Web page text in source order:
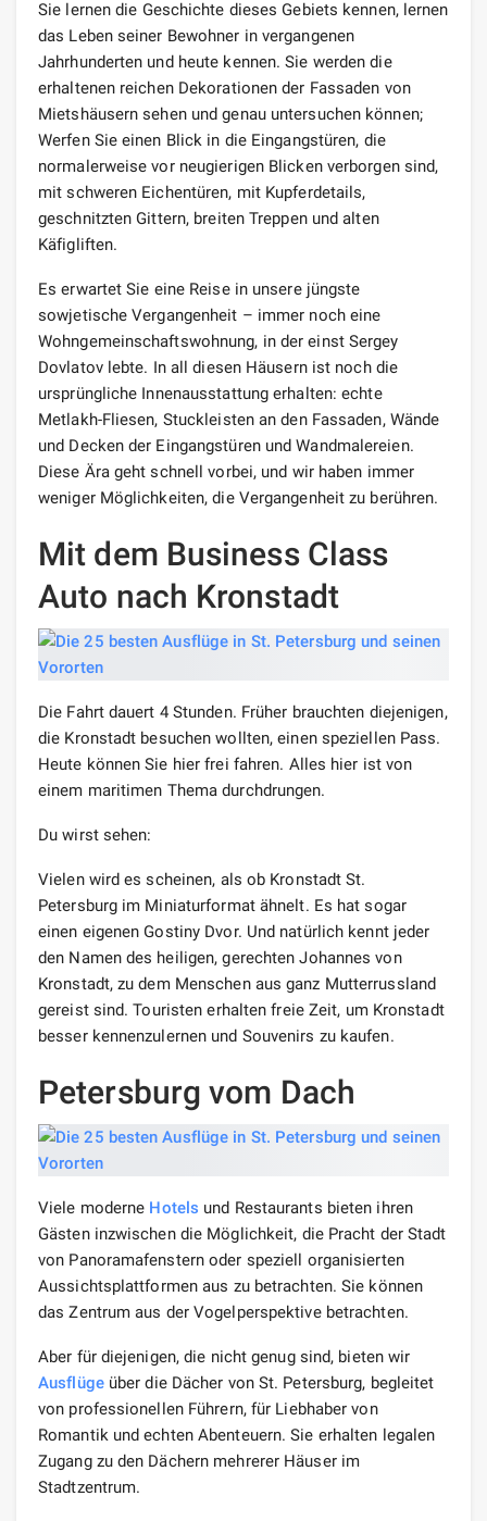
Sie lernen die Geschichte dieses Gebiets kennen, lernen
das Leben seiner Bewohner in vergangenen
Jahrhunderten und heute kennen. Sie werden die
erhaltenen reichen Dekorationen der Fassaden von
Mietshäusern sehen und genau untersuchen können;
Werfen Sie einen Blick in die Eingangstüren, die
normalerweise vor neugierigen Blicken verborgen sind,
mit schweren Eichentüren, mit Kupferdetails,
geschnitzten Gittern, breiten Treppen und alten
Käfigliften.
Es erwartet Sie eine Reise in unsere jüngste
sowjetische Vergangenheit – immer noch eine
Wohngemeinschaftswohnung, in der einst Sergey
Dovlatov lebte. In all diesen Häusern ist noch die
ursprüngliche Innenausstattung erhalten: echte
Metlakh-Fliesen, Stuckleisten an den Fassaden, Wände
und Decken der Eingangstüren und Wandmalereien.
Diese Ära geht schnell vorbei, und wir haben immer
weniger Möglichkeiten, die Vergangenheit zu berühren.
Mit dem Business Class
Auto nach Kronstadt
Die Fahrt dauert 4 Stunden. Früher brauchten diejenigen,
die Kronstadt besuchen wollten, einen speziellen Pass.
Heute können Sie hier frei fahren. Alles hier ist von
einem maritimen Thema durchdrungen.
Du wirst sehen:
Vielen wird es scheinen, als ob Kronstadt St.
Petersburg im Miniaturformat ähnelt. Es hat sogar
einen eigenen Gostiny Dvor. Und natürlich kennt jeder
den Namen des heiligen, gerechten Johannes von
Kronstadt, zu dem Menschen aus ganz Mutterrussland
gereist sind. Touristen erhalten freie Zeit, um Kronstadt
besser kennenzulernen und Souvenirs zu kaufen.
Petersburg vom Dach
Viele moderne Hotels und Restaurants bieten ihren
Gästen inzwischen die Möglichkeit, die Pracht der Stadt
von Panoramafenstern oder speziell organisierten
Aussichtsplattformen aus zu betrachten. Sie können
das Zentrum aus der Vogelperspektive betrachten.
Aber für diejenigen, die nicht genug sind, bieten wir
Ausflügeüber die Dächer von St. Petersburg, begleitet
von professionellen Führern, für Liebhaber von
Romantik und echten Abenteuern. Sie erhalten legalen
Zugang zu den Dächern mehrerer Häuser im
Stadtzentrum.